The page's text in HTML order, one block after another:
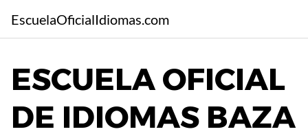
l
EscuelaOficialIdiomas.com
ESCUELA OFICIAL
DE IDIOMAS BAZA